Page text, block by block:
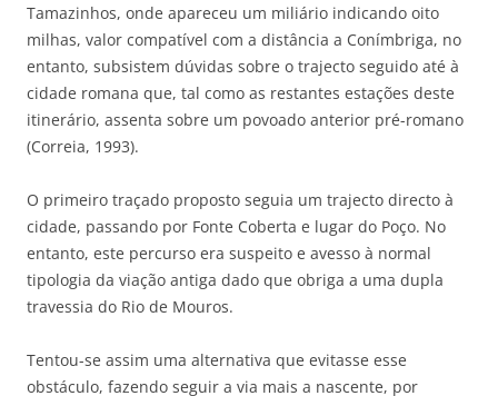
Tamazinhos, onde apareceu um miliário indicando oito
milhas, valor compatível com a distância a Conímbriga, no
entanto, subsistem dúvidas sobre o trajecto seguido até à
cidade romana que, tal como as restantes estações deste
itinerário, assenta sobre um povoado anterior pré-romano
(Correia, 1993).
O primeiro traçado proposto seguia um trajecto directo à
cidade, passando por Fonte Coberta e lugar do Poço. No
entanto, este percurso era suspeito e avesso à normal
tipologia da viação antiga dado que obriga a uma dupla
travessia do Rio de Mouros.
Tentou-se assim uma alternativa que evitasse esse
obstáculo, fazendo seguir a via mais a nascente, por